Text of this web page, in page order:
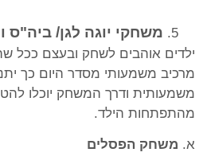
משחקי יוגה לגן/ ביה"ס
ילדים אוהבים לשחק ובעצם ככל
מרכיב משמעותי מסדר היום כך
משמעותית ודרך המשחק יוכלו
מהתפתחות הילד.
א. משחק הפסלים